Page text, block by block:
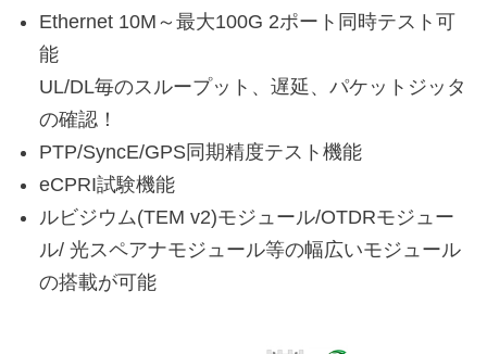
Ethernet 10M～最大100G 2ポート同時テスト可
能
UL/DL毎のスループット、遅延、パケットジッタ
の確認！
PTP/SyncE/GPS同期精度テスト機能
eCPRI試験機能
ルビジウム(TEM v2)モジュール/OTDRモジュー
ル/ 光スペアナモジュール等の幅広いモジュール
の搭載が可能